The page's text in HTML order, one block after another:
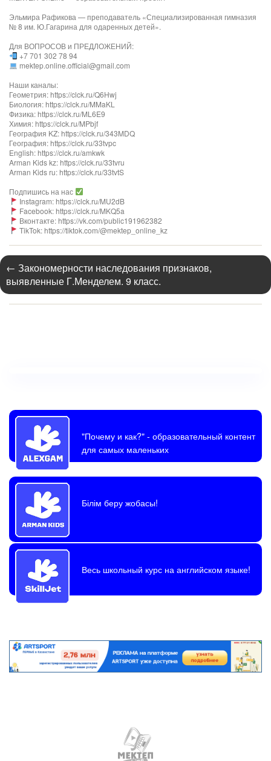
Эльмира Рафикова — преподаватель «Специализированная гимназия
№ 8 им. Ю.Гагарина для одаренных детей».
Для ВОПРОСОВ и ПРЕДЛОЖЕНИЙ:
+7 701 302 78 94
mektep.online.official@gmail.com
Наши каналы:
Геометрия: https://clck.ru/Q6Hwj
Биология: https://clck.ru/MMaKL
Физика: https://clck.ru/ML6E9
Химия: https://clck.ru/MPbjf
География KZ: https://clck.ru/343MDQ
География: https://clck.ru/33tvpc
English: https://clck.ru/amkwk
Arman Kids kz: https://clck.ru/33tvru
Arman Kids ru: https://clck.ru/33tvtS
Подпишись на нас
Instagram: https://clck.ru/MU2dB
Facebook: https://clck.ru/MKQ5a
Вконтакте: https://vk.com/public191962382
TikTok: https://tiktok.com/@mektep_online_kz
← Закономерности наследования признаков,
выявленные Г.Менделем. 9 класс.
"Почему и как?"- образовательный контент
для самых маленьких
Білім беру жобасы!
Весь школьный курс на английском языке!